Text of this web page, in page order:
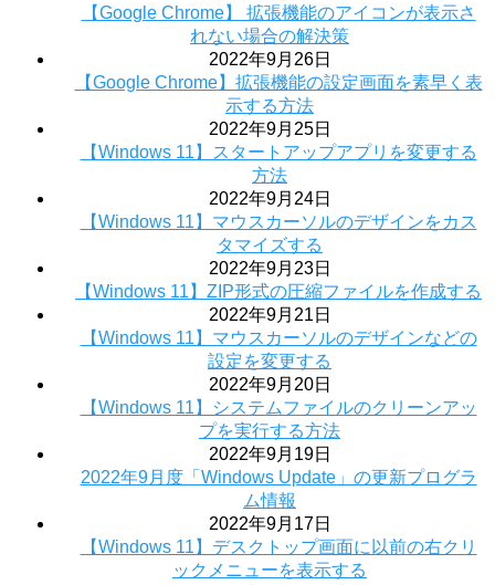
【Google Chrome】 拡張機能のアイコンが表示さ
れない場合の解決策
2022年9月26日
【Google Chrome】拡張機能の設定画面を素早く表
示する方法
2022年9月25日
【Windows 11】スタートアップアプリを変更する
方法
2022年9月24日
【Windows 11】マウスカーソルのデザインをカス
タマイズする
2022年9月23日
【Windows 11】ZIP形式の圧縮ファイルを作成する
2022年9月21日
【Windows 11】マウスカーソルのデザインなどの
設定を変更する
2022年9月20日
【Windows 11】システムファイルのクリーンアッ
プを実行する方法
2022年9月19日
2022年9月度「Windows Update」の更新プログラ
ム情報
2022年9月17日
【Windows 11】デスクトップ画面に以前の右クリ
ックメニューを表示する